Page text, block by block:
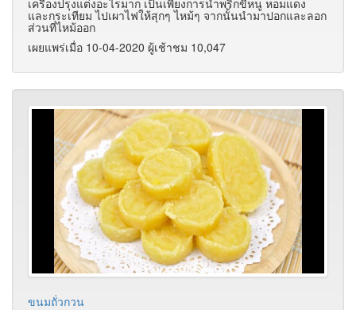
และกระเทียม ไปเผาไฟให้สุกๆ ไหม้ๆ จากนั้นนำมาปอกและลอก
ส่วนที่ไหม้ออก
เผยแพร่เมื่อ 10-04-2020 ผู้เช้าชม 10,047
ขนมถั่วกวน